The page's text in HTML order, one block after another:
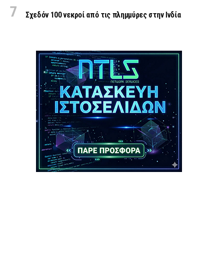
Σχεδόν 100 νεκροί από τις πλημμύρες στην Ινδία